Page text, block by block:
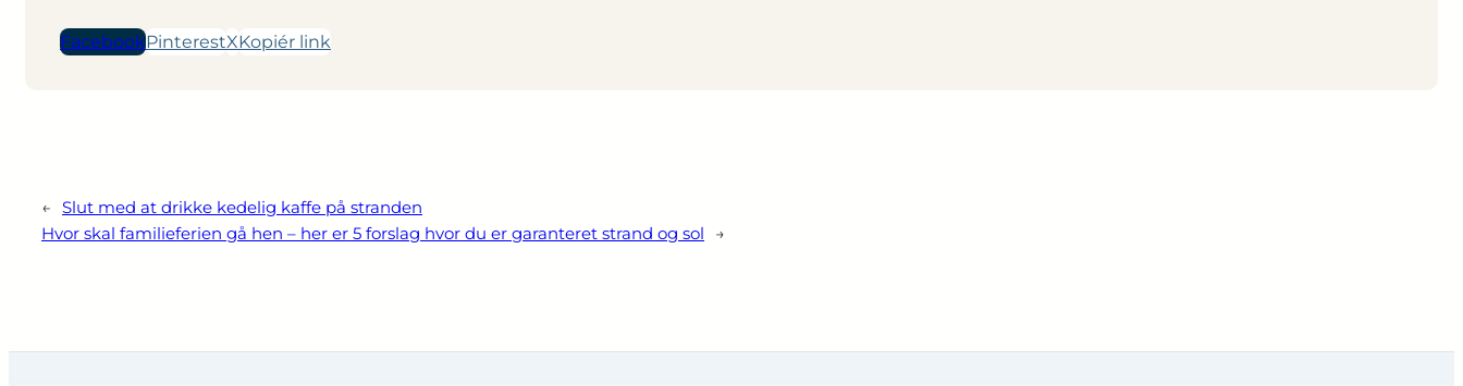
FacebookPinterestXKopiér link
← Slut med at drikke kedelig kaffe på stranden
Hvor skal familieferien gå hen – her er 5 forslag hvor du er garanteret strand og sol
→